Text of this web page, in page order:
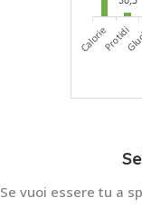
Se vuoi essere tu a